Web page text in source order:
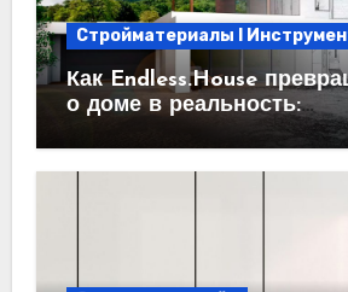
Стройматериалы l
Как Endless.House
о доме в реальность:
проектирование под